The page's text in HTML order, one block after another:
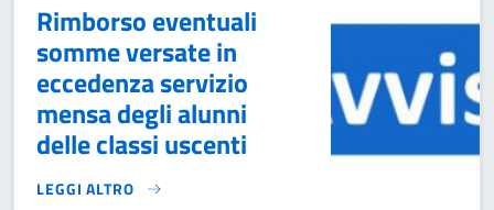
Rimborso eventuali
somme versate in
eccedenza servizio
mensa degli alunni
delle classi uscenti
LEGGI ALTRO
RIMBORSO EVENTUALI SOMME VERSATE IN ECCEDENZA